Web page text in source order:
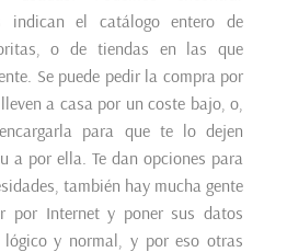
indican el catálogo entero de
o de tiendas en las que
Se puede pedir la compra por
a casa por un coste bajo, o,
para que te lo dejen
a por ella. Te dan opciones para
también hay mucha gente
por Internet y poner sus datos
y normal, y por eso otras